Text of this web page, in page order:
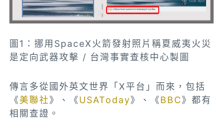
圖1：挪用SpaceX火箭發射照片稱夏威夷火災
是定向武器攻擊 / 台灣事實查核中心製圖
傳言多從國外英文世界「X平台」而來，包括
《美聯社》、《USAToday》、《BBC》都有
相關查證。